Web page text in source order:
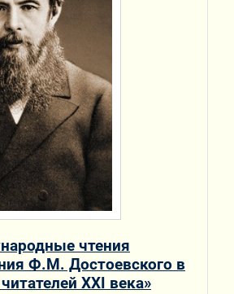
чтения
Ф.М. Достоевского в
ХХI века»